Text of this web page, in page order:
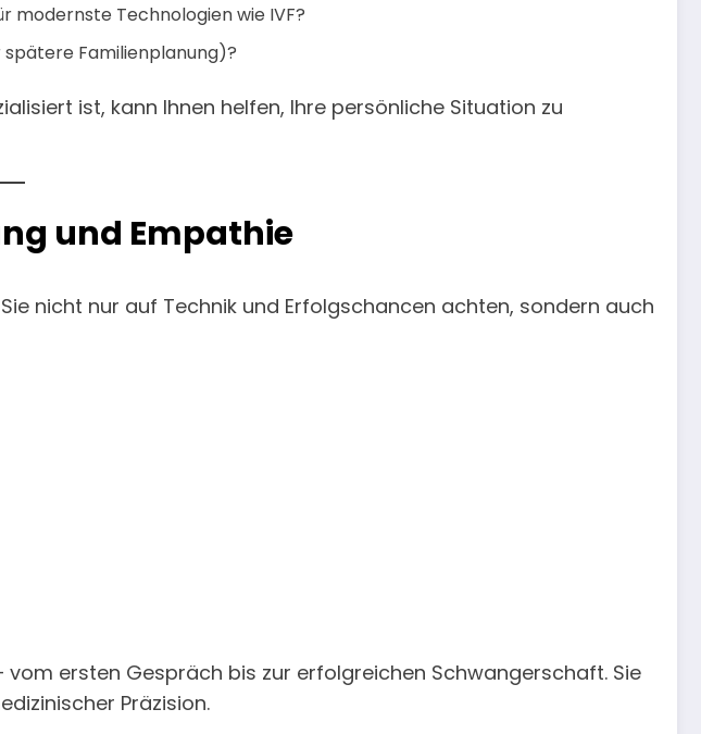
modernste Technologien wie IVF?
spätere Familienplanung)?
ist, kann Ihnen helfen, Ihre persönliche Situation zu
und Empathie
nicht nur auf Technik und Erfolgschancen achten, sondern auch
vom ersten Gespräch bis zur erfolgreichen Schwangerschaft. Sie
Präzision.